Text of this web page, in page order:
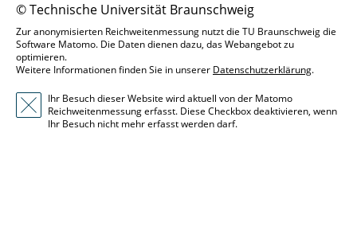
© Technische Universität Braunschweig
Zur anonymisierten Reichweitenmessung nutzt die TU Braunschweig die
Software Matomo. Die Daten dienen dazu, das Webangebot zu
optimieren.
Weitere Informationen finden Sie in unserer Datenschutzerklärung.
Ihr Besuch dieser Website wird aktuell von der Matomo
Reichweitenmessung erfasst. Diese Checkbox deaktivieren, wenn
Ihr Besuch nicht mehr erfasst werden darf.